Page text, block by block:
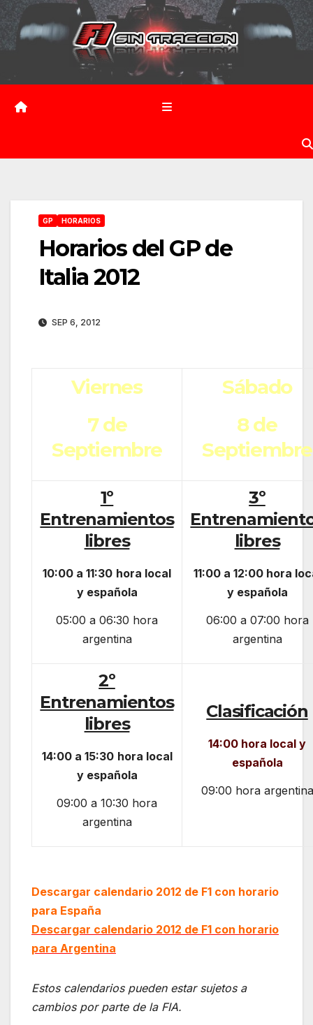
Saltar
contenido
GP HORARIOS
Horarios del GP de
Italia 2012
SEP 6, 2012
Viernes
7 de
Septiembre
Sábado
8 de
Septiembre
1º
Entrenamientos
libres
10:00 a 11:30 hora local
y española
05:00 a 06:30 hora
argentina
3º
libres
11:00 a 12:00 hora
y española
06:00 a 07:00 hora
argentina
2º
Entrenamientos
libres
14:00 a 15:30 hora local
y española
09:00 a 10:30 hora
argentina
Clasificación
14:00 hora local y
española
09:00 hora argentina
Descargar calendario 2012 de F1 con horario
para España
Descargar calendario 2012 de F1 con horario
para Argentina
Estos calendarios pueden estar sujetos a
cambios por parte de la FIA.